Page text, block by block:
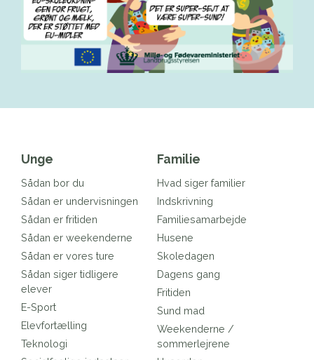
Unge
Sådan bor du
Sådan er undervisningen
Sådan er fritiden
Sådan er weekenderne
Sådan er vores ture
Sådan siger tidligere
elever
E-Sport
Elevfortælling
Teknologi
Familie
Hvad siger familier
Indskrivning
Familiesamarbejde
Husene
Skoledagen
Dagens gang
Fritiden
Sund mad
Weekenderne /
sommerlejrene